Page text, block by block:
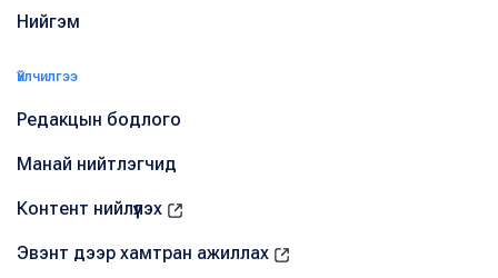
Нийгэм
Үйлчилгээ
Редакцын бодлого
Манай нийтлэгчид
Контент нийлүүлэх
Эвэнт дээр хамтран ажиллах